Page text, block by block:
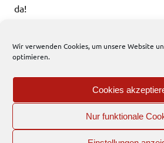
Wir verwenden Cookies, um unsere Website
optimieren.
Cookies
Nur funktionale
da!
Eure Feuerwehr Steinfurt
EFD